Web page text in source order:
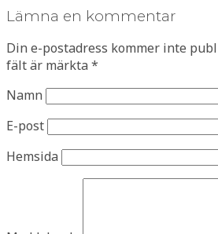
Lämna en kommentar
Din e-postadress kommer inte
fält är märkta *
Namn
E-post
Hemsida